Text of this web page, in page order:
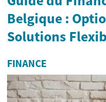
Belgique :
Solutions
FINANCE